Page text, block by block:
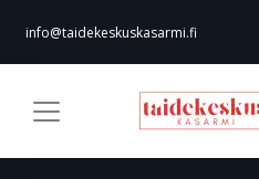
info@taidekeskuskasarmi.fi